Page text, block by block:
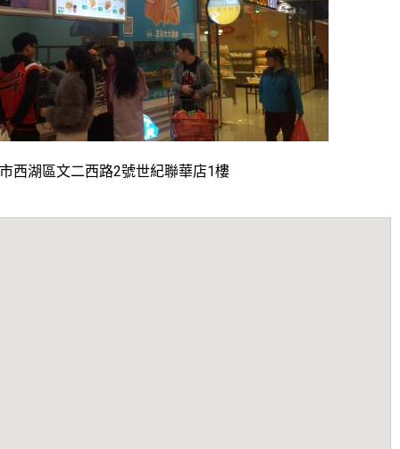
西湖區文二西路2號世紀聯華店1樓